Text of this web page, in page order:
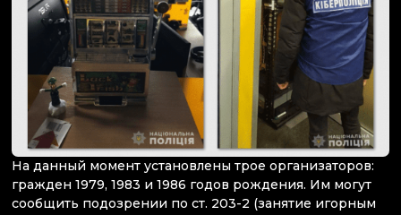
На данный момент установлены трое организаторов:
гражден 1979, 1983 и 1986 годов рождения. Им могут
сообщить подозрении по ст. 203-2 (занятие игорным